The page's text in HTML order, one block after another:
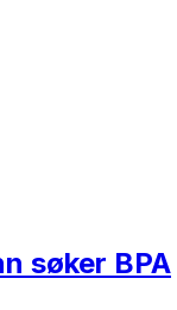
søker BPA